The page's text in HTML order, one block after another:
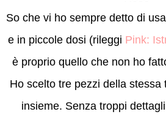
So che vi ho sempre detto di
e in piccole dosi (rileggi Pink:
è proprio quello che non ho
Ho scelto tre pezzi della stessa
insieme. Senza troppi